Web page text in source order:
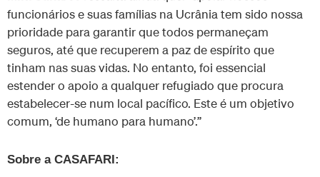
funcionários e suas famílias na Ucrânia tem sido nossa
prioridade para garantir que todos permaneçam
seguros, até que recuperem a paz de espírito que
tinham nas suas vidas. No entanto, foi essencial
estender o apoio a qualquer refugiado que procura
estabelecer-se num local pacífico. Este é um objetivo
comum, ‘de humano para humano’.”
Sobre a CASAFARI: